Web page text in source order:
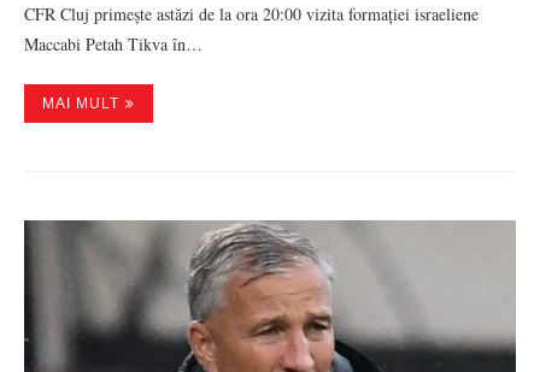
CFR Cluj primește astăzi de la ora 20:00 vizita formației israeliene
Maccabi Petah Tikva în…
MAI MULT